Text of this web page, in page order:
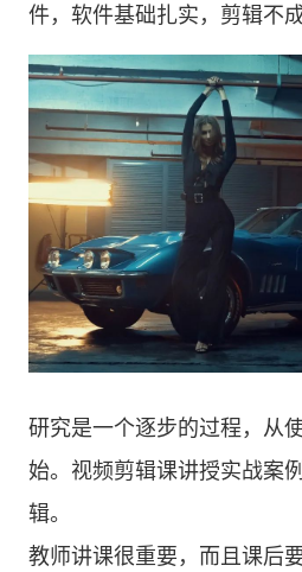
件，软件基础扎实，剪辑不成
研究是一个逐步的过程，从
始。视频剪辑课讲授实战案
辑。
教师讲课很重要，而且课后